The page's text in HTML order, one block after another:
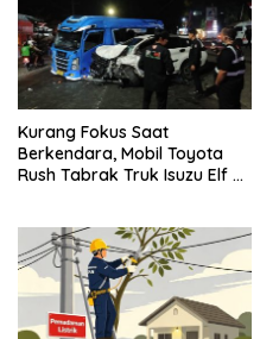
Kurang Fokus Saat
Berkendara, Mobil Toyota
Rush Tabrak Truk Isuzu Elf di